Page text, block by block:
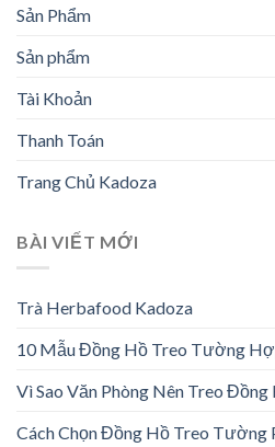
Sản Phẩm
Sản phẩm
Tài Khoản
Thanh Toán
Trang Chủ Kadoza
BÀI VIẾT MỚI
Trà Herbafood Kadoza
10 Mẫu Đồng Hồ Treo Tường
Vì Sao Văn Phòng Nên Treo
Cách Chọn Đồng Hồ Treo Tường